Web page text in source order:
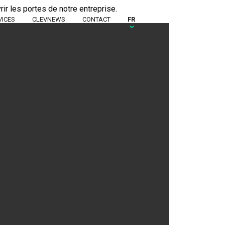
CLEVNEWS CONTACT FR
les portes de notre entreprise.